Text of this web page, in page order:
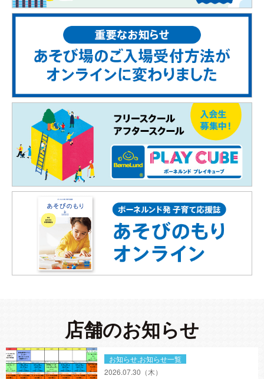
店舗のお知らせ
お知らせ,お知らせ一覧
2026.07.30 （木）